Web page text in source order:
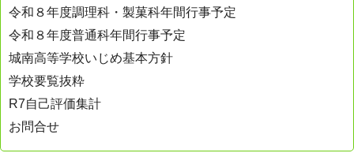
令和８年度調理科・製菓科年間行事予定
令和８年度普通科年間行事予定
城南高等学校いじめ基本方針
学校要覧抜粋
R7自己評価集計
お問合せ